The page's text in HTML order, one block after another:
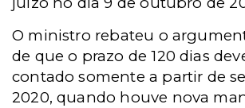
O ministro rebateu o
de que o prazo de 120 dias
contado somente a partir de
2020, quando houve nova